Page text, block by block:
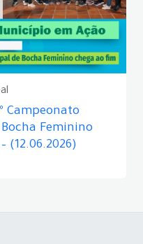
Campeonato
Feminino
(12.06.2026)